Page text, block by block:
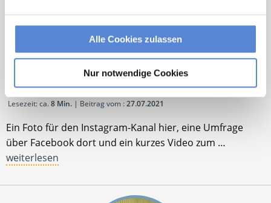
Alle Cookies zulassen
Nur notwendige Cookies
Social Media für Arztpraxen: Chancen & Trends der
digitalen Medien
vonJennifer Schulte-Tickmann
Lesezeit: ca.8 Min. | Beitrag vom :27.07.2021
Ein Foto für den Instagram-Kanal hier, eine Umfrage
über Facebook dort und ein kurzes Video zum …
weiterlesen